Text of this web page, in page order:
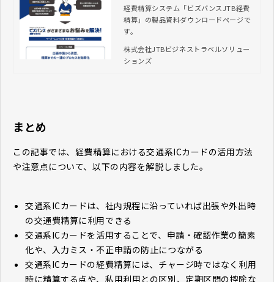
ネストラベルソリューション
ズ
経費精算システム「ビズバンスJTB経費
精算」の製品資料ダウンロードページで
す。
株式会社JTBビジネストラベルソリュー
ションズ
まとめ
この記事では、経費精算における交通系ICカードの活用方法
や注意点について、以下の内容を解説しました。
交通系ICカードは、社内規程に沿っていれば出張や外出時
の交通費精算に利用できる
交通系ICカードを活用することで、申請・確認作業の簡素
化や、入力ミス・不正申請の防止につながる
交通系ICカードの経費精算には、チャージ時ではなく利用
時に精算する点や、私用利用との区別、定期区間の控除な